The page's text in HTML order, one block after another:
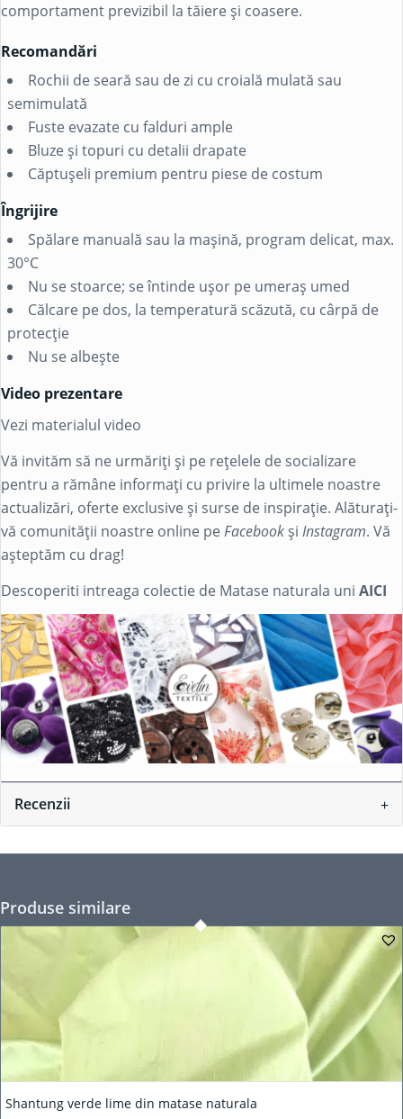
comportament previzibil la tăiere și coasere.
Recomandări
Rochii de seară sau de zi cu croială mulată sau
semimulată
Fuste evazate cu falduri ample
Bluze și topuri cu detalii drapate
Căptușeli premium pentru piese de costum
Îngrijire
Spălare manuală sau la mașină, program delicat, max.
30°C
Nu se stoarce; se întinde ușor pe umeraș umed
Călcare pe dos, la temperatură scăzută, cu cârpă de
protecție
Nu se albește
Video prezentare
Vezi materialul video
Vă invităm să ne urmăriți și pe rețelele de socializare
pentru a rămâne informați cu privire la ultimele noastre
actualizări, oferte exclusive și surse de inspirație. Alăturați-
vă comunității noastre online peFacebook și Instagram. Vă
așteptăm cu drag!
Descoperiti intreaga colectie de Matase naturala uni AICI
Recenzii
Produse similare
Shantung verde lime din matase naturala